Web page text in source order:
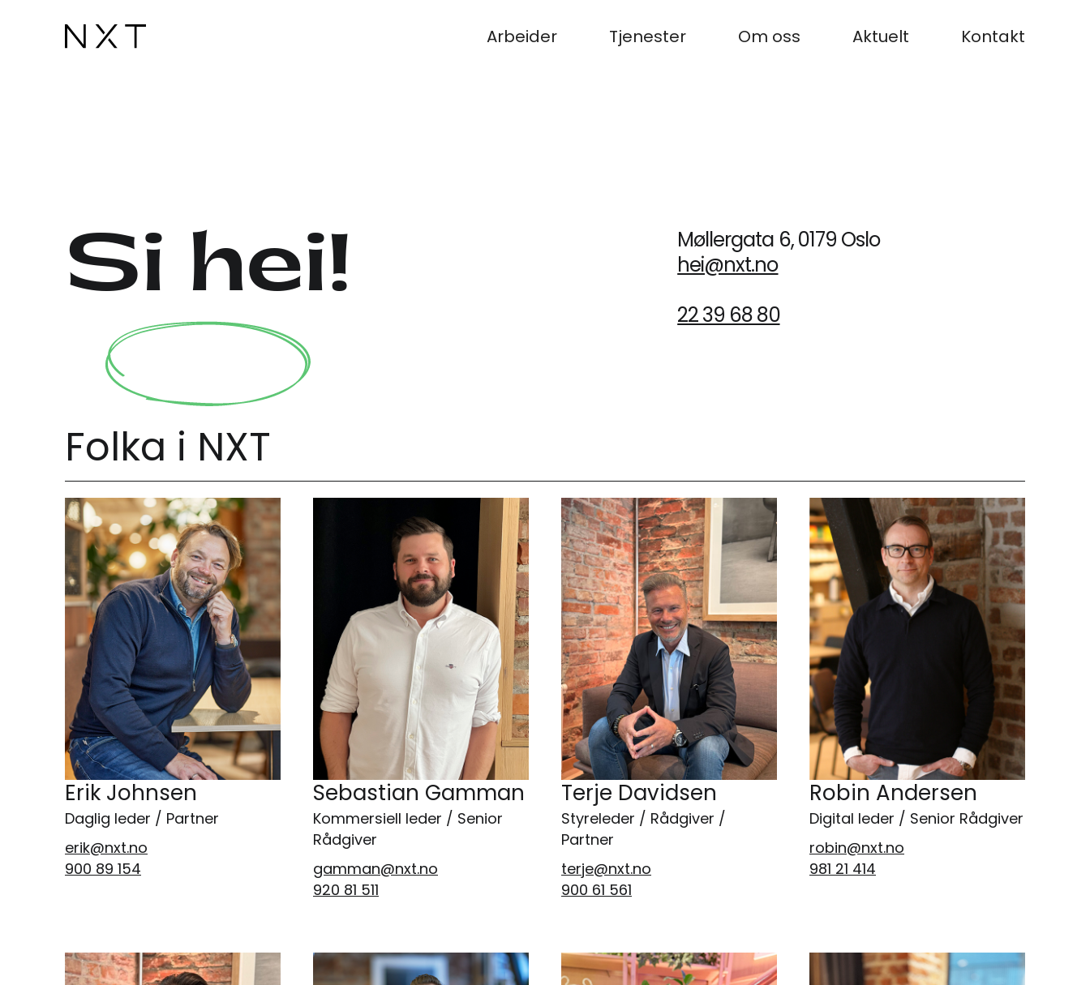
Arbeider Tjenester Om oss Aktuelt Kontakt
Si hei!
Møllergata 6, 0179 Oslo
hei@nxt.no
22 39 68 80
Folka i NXT
Erik Johnsen
Daglig leder / Partner
erik@nxt.no
900 89 154
Sebastian Gamman
Kommersiell leder / Senior
Rådgiver
gamman@nxt.no
920 81 511
Terje Davidsen
Styreleder / Rådgiver /
Partner
terje@nxt.no
900 61 561
Robin Andersen
Digital leder / Senior Rådgiver
robin@nxt.no
981 21 414